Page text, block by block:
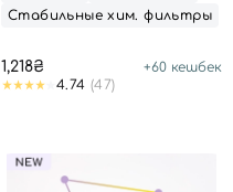
Стабильные хим. фильтры
1,218₴ +60 кешбек
4.74 (47)